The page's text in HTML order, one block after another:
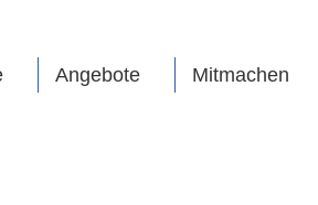
Angebote Mitmachen